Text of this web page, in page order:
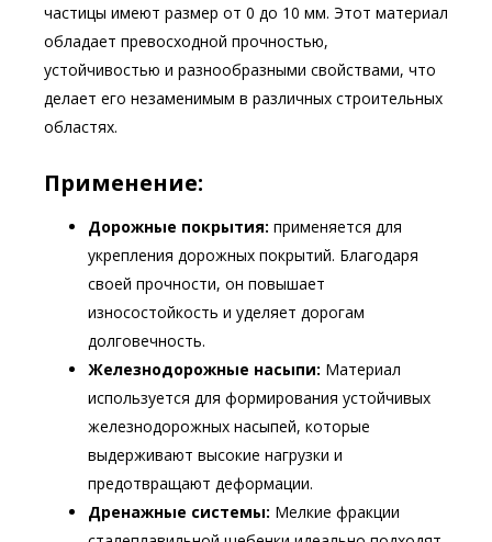
частицы имеют размер от 0 до 10 мм. Этот материал
обладает превосходной прочностью,
устойчивостью и разнообразными свойствами, что
делает его незаменимым в различных строительных
областях.
Применение:
Дорожные покрытия: применяется для
укрепления дорожных покрытий. Благодаря
своей прочности, он повышает
износостойкость и уделяет дорогам
долговечность.
Железнодорожные насыпи: Материал
используется для формирования устойчивых
железнодорожных насыпей, которые
выдерживают высокие нагрузки и
предотвращают деформации.
Дренажные системы: Мелкие фракции